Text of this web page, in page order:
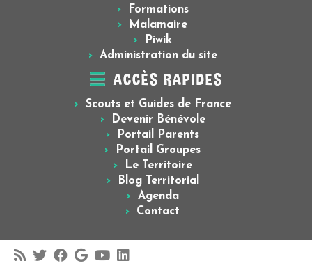
Formations
Malamaire
Piwik
Administration du site
ACCÈS RAPIDES
Scouts et Guides de France
Devenir Bénévole
Portail Parents
Portail Groupes
Le Territoire
Blog Territorial
Agenda
Contact